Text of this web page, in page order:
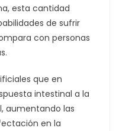
esta cantidad
de sufrir
con personas
que en
intestinal a la
aumentando las
en la